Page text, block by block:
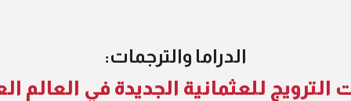
الدراما والترجمات:
الترويج للعثمانية الجديدة في العالم